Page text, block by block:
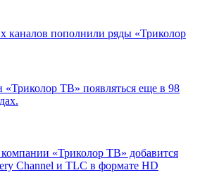
каналов пополнили ряды «Триколор
«Триколор ТВ» появляться еще в 98
«Триколор ТВ» добавится
Channel и TLC в формате HD